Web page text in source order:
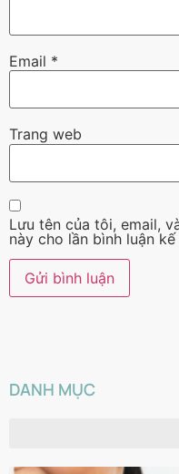
Email *
Trang web
Lưu tên của tôi, email,
này cho lần bình luận